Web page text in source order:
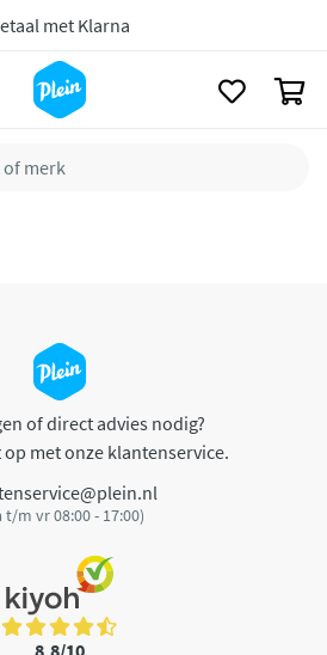
met Klarna
of direct advies nodig?
op met onze klantenservice.
t/m vr 08:00 - 17:00)